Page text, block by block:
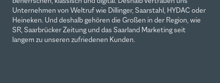
Unternehmen von Weltruf wie Dillinger, Saarstahl, HYDAC oder
Heineken. Und deshalb gehören die Großen in der Region, wie
SR, Saarbrücker Zeitung und das Saarland Marketing seit
langem zu unseren zufriedenen Kunden.